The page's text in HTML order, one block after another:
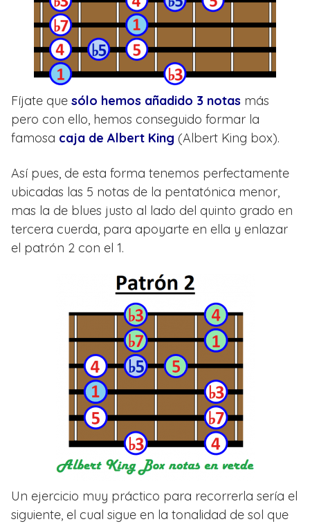
Fíjate que sólo hemos añadido 3 notas más
pero con ello, hemos conseguido formar la
famosa caja de Albert King (Albert King box).
Así pues, de esta forma tenemos perfectamente
ubicadas las 5 notas de la pentatónica menor,
mas la de blues justo al lado del quinto grado en
tercera cuerda, para apoyarte en ella y enlazar
el patrón 2 con el 1.
Un ejercicio muy práctico para recorrerla sería el
siguiente, el cual sigue en la tonalidad de sol que